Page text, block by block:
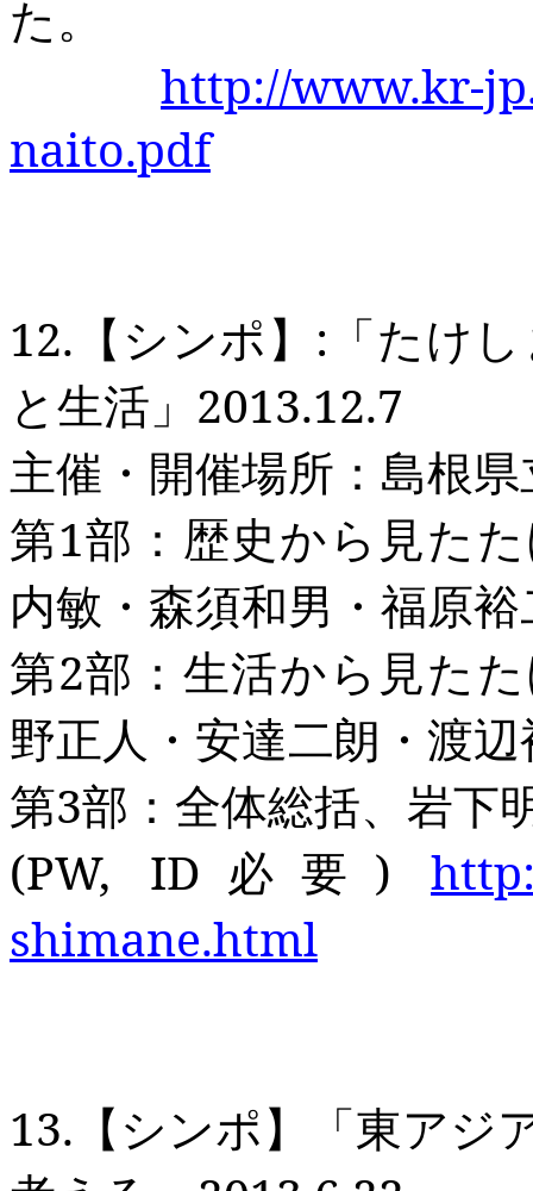
た。
http://www.kr-
naito.pdf
12. 【シンポ】 : 「たけ
と生活」 2013.12.7
主催・開催場所：島根
第1部：歴史から見た
内敏・森須和男・福原裕
第2部：生活から見た
野正人・安達二朗・渡
第3部：全体総括、岩下
(PW, ID 必要 )
shimane.html
13. 【シンポ】「東ア